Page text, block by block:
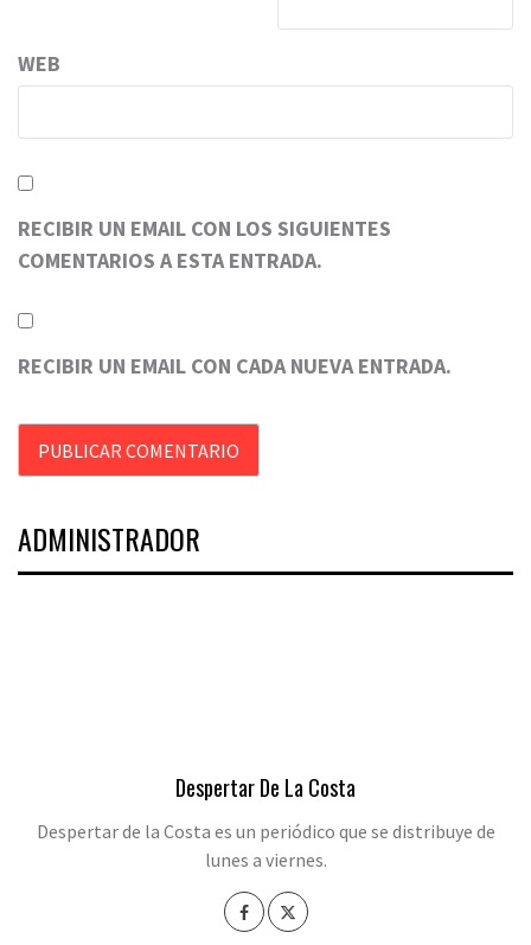
WEB
RECIBIR UN EMAIL CON LOS SIGUIENTES
COMENTARIOS A ESTA ENTRADA.
RECIBIR UN EMAIL CON CADA NUEVA ENTRADA.
ADMINISTRADOR
Despertar De La Costa
Despertar de la Costa es un periódico que se distribuye de
lunes a viernes.